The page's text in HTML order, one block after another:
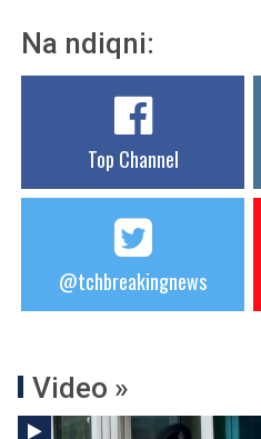
Na ndiqni:
Top Channel
@tchbreakingnews
Video »